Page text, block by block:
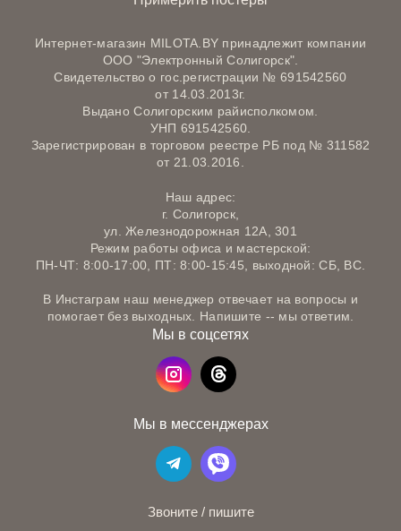
Интернет-магазин MILOTA.BY принадлежит компании
ООО "Электронный Солигорск".
Свидетельство о гос.регистрации № 691542560
от 14.03.2013г.
Выдано Солигорским райисполкомом.
УНП 691542560.
Зарегистрирован в торговом реестре РБ под № 311582
от 21.03.2016.
Наш адрес:
г. Солигорск,
ул. Железнодорожная 12А, 301
Режим работы офиса и мастерской:
ПН-ЧТ: 8:00-17:00, ПТ: 8:00-15:45, выходной: СБ, ВС.
В Инстаграм наш менеджер отвечает на вопросы и
помогает без выходных. Напишите -- мы ответим.
Мы в соцсетях
Мы в мессенджерах
Звоните / пишите